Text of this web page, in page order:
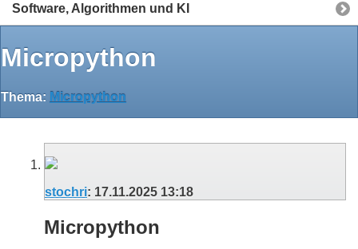
Software, Algorithmen und KI
Micropython
Thema: Micropython
stochri: 17.11.2025 13:18
Micropython